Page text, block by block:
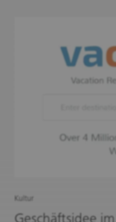
Kultur